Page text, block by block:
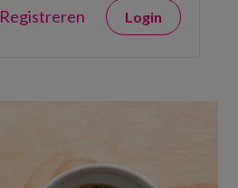
Registreren Login